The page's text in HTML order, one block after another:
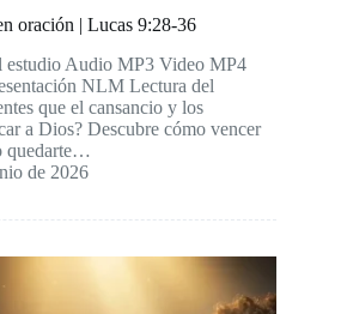
oración | Lucas 9:28-36
estudio Audio MP3 Video MP4
NLM Lectura del
que el cansancio y los
a Dios? Descubre cómo vencer
quedarte…
de 2026